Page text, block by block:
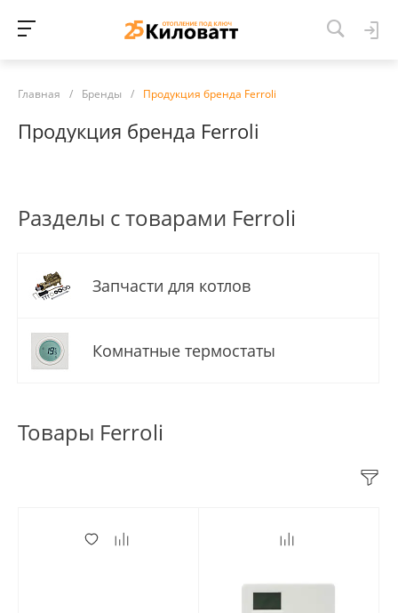
Главная / Бренды / Продукция бренда Ferroli
Продукция бренда Ferroli
Разделы с товарами Ferroli
Запчасти для котлов
Комнатные термостаты
Товары Ferroli